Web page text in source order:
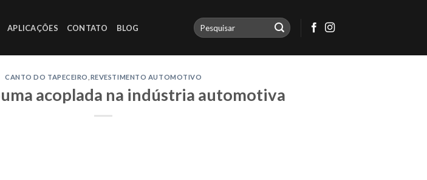
APLICAÇÕES CONTATO BLOG
CANTO DO TAPECEIRO REVESTIMENTO AUTOMOTIVO
acoplada na indústria automotiva